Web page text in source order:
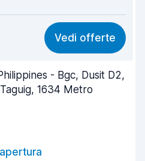
8,0
8,2
8,1
Vedi offerte
- Bgc, Dusit D2,
1634 Metro